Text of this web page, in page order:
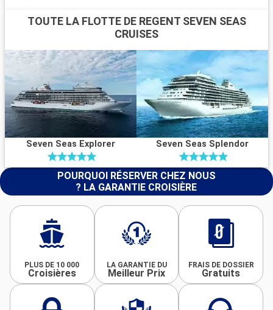
TOUTE LA FLOTTE DE REGENT SEVEN SEAS
CRUISES
Seven Seas Explorer Seven Seas Splendor
POURQUOI RÉSERVER CHEZ NOUS
? LA GARANTIE CROISIÈRE
PLUS DE 10 000
Croisières
LA GARANTIE DU
Meilleur Prix
FRAIS DE DOSSIER
Gratuits